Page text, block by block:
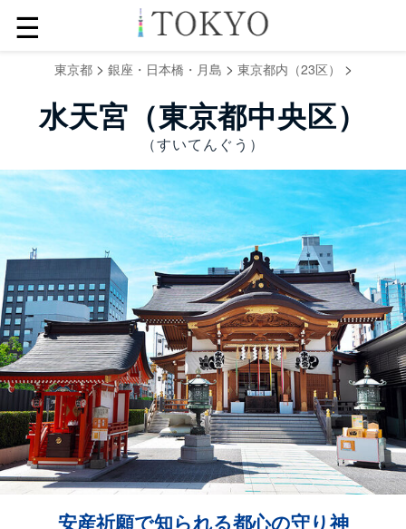
☰
東京都> 銀座・日本橋・月島 > 東京都内（23区） >
水天宮（東京都中央区）
（すいてんぐう）
安産祈願で知られる都心の守り神